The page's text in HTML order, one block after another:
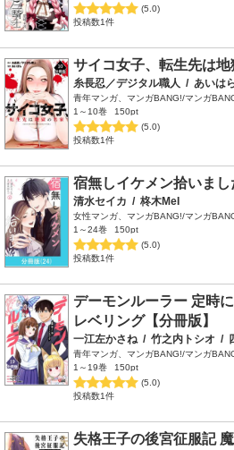
(5.0)
投稿数1件
サイコ女子、転生先は地
糸長忍／デジタル職人 / あいは
青年マンガ、マンガBANG!/マンガ
1～10巻
150pt
(5.0)
投稿数1件
宿無しイケメン拾いまし
清水セイカ / 柊木MeI
女性マンガ、マンガBANG!/マンガ
1～24巻
150pt
(5.0)
投稿数1件
デーモンルーラー 定時
レベリング【分冊版】
一江左かさね / 竹之内トシオ /
青年マンガ、マンガBANG!/マンガ
1～19巻
150pt
(5.0)
投稿数1件
失格王子の後宮征服記